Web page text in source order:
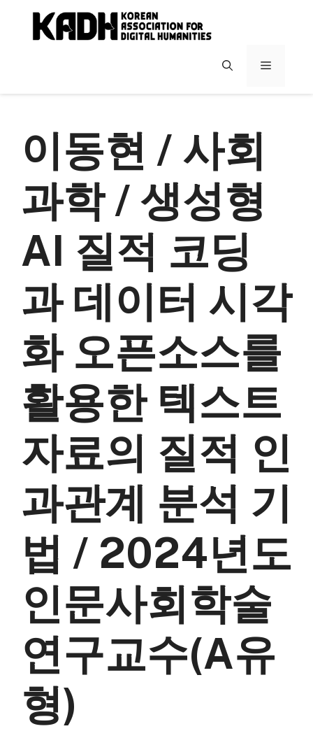
메
이동현 / 사회
과학 / 생성형
AI 질적 코딩
과 데이터 시각
화 오픈소스를
활용한 텍스트
자료의 질적 인
과관계 분석 기
법 / 2024년도
인문사회학술
연구교수(A유
형)